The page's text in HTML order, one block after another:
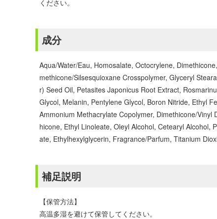
ください。
成分
Aqua/Water/Eau, Homosalate, Octocrylene,
methicone/Silsesquioxane Crosspolymer, Glyceryl
r) Seed Oil, Petasites Japonicus Root Extract,
Glycol, Melanin, Pentylene Glycol, Boron Nitride, Ethyl
Ammonium Methacrylate Copolymer, Dimethicone/
hicone, Ethyl Linoleate, Oleyl Alcohol, Cetearyl
ate, Ethylhexylglycerin, Fragrance/Parfum, Titanium
補足説明
【保管方法】
高温多湿を避けて保管してください。